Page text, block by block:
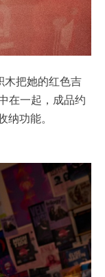
把她的红色吉
在一起，成品约
功能。